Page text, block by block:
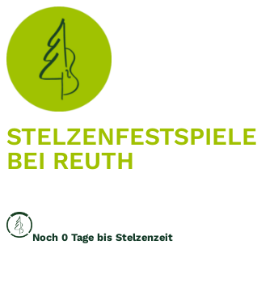
Zum
Inhalt
springen
STELZEN­FESTSPIELE
BEI REUTH
Noch 0 Tage bis Stelzenzeit